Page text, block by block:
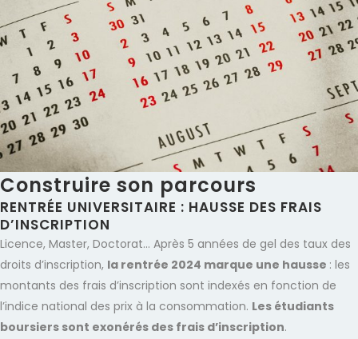
Construire son parcours
RENTRÉE UNIVERSITAIRE : HAUSSE DES FRAIS
D’INSCRIPTION
Licence, Master, Doctorat… Après 5 années de gel des taux des
droits d’inscription, la rentrée 2024 marque une hausse : les
montants des frais d’inscription sont indexés en fonction de
l’indice national des prix à la consommation. Les étudiants
boursiers sont exonérés des frais d’inscription.